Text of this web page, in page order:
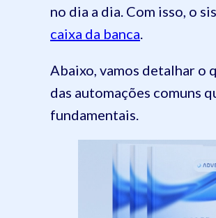
no dia a dia. Com isso, o
caixa da banca
Abaixo, vamos detalhar o
das automações comuns
fundamentais.